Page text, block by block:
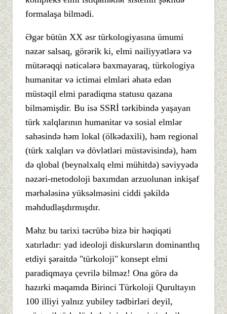
formalaşa bilmədi.
Əgər bütün XX əsr türkologiyasına ümumi
nəzər salsaq, görərik ki, elmi nailiyyətlərə və
mütərəqqi nəticələrə baxmayaraq, türkologiya
humanitar və ictimai elmləri əhatə edən
müstəqil elmi paradiqma statusu qazana
bilməmişdir. Bu isə SSRİ tərkibində yaşayan
türk xalqlarının humanitar və sosial elmlər
sahəsində həm lokal (ölkədaxili), həm regional
(türk xalqları və dövlətləri müstəvisində), həm
də qlobal (beynəlxalq elmi mühitdə) səviyyədə
nəzəri-metodoloji baxımdan arzuolunan inkişaf
mərhələsinə yüksəlməsini ciddi şəkildə
məhdudlaşdırmışdır.
Məhz bu tarixi təcrübə bizə bir həqiqəti
xatırladır: yad ideoloji diskursların dominantlıq
etdiyi şəraitdə "türkoloji" konsept elmi
paradiqmaya çevrilə bilməz! Ona görə də
hazırki məqamda Birinci Türkoloji Qurultayın
100 illiyi yalnız yubiley tədbirləri deyil,